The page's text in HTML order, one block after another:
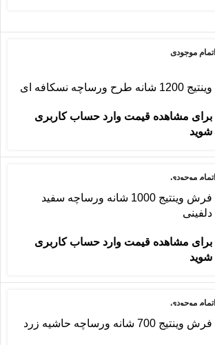
اتمام موجودی
وینتیج 1200 شانه طرح ورساچه نسکافه ای
برای مشاهده قیمت وارد حساب کاربری
شوید
اتمام موجودی
فرش وینتیج 1000 شانه ورساچه سفید
دلفینی
برای مشاهده قیمت وارد حساب کاربری
شوید
اتمام موجودی
فرش وینتیج 700 شانه ورساچه حاشیه زرد